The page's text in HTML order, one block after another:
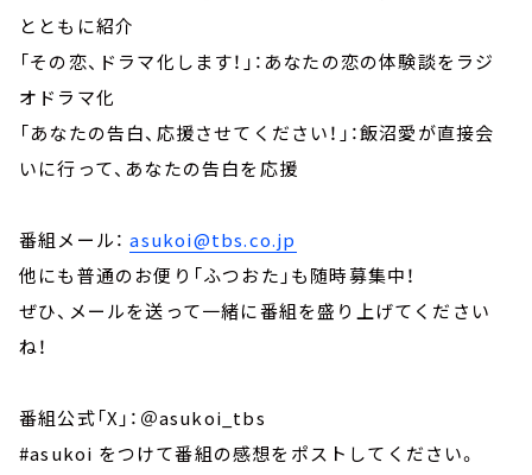
とともに紹介
「その恋、ドラマ化します！」：あなたの恋の体験談をラジ
オドラマ化
「あなたの告白、応援させてください！」：飯沼愛が直接会
いに行って、あなたの告白を応援
番組メール：asukoi@tbs.co.jp
他にも普通のお便り「ふつおた」も随時募集中！
ぜひ、メールを送って一緒に番組を盛り上げてください
ね！
番組公式「X」：＠asukoi_tbs
#asukoi をつけて番組の感想をポストしてください。